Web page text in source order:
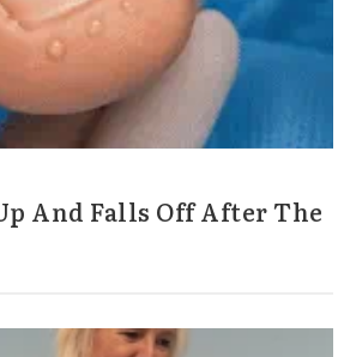
And Falls Off After The